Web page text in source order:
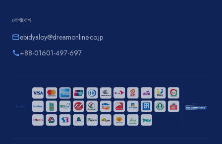
যোগাযোগ
emailebidyaloy@dreamonline.co.jp
phone+88-01601-497-697